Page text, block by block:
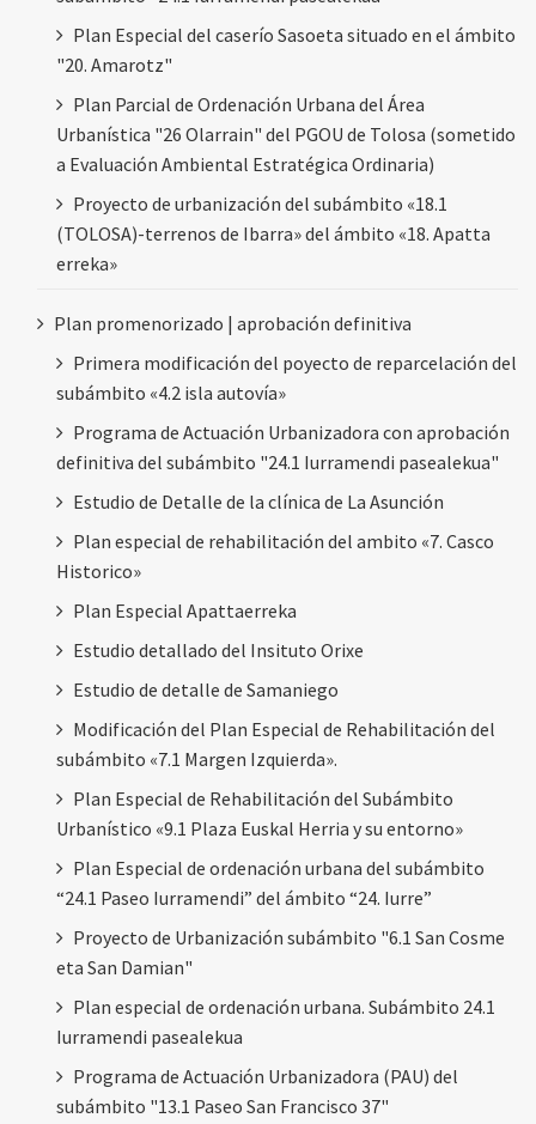
Plan Especial del caserío Sasoeta situado en el ámbito
"20. Amarotz"
Plan Parcial de Ordenación Urbana del Área
Urbanística "26 Olarrain" del PGOU de Tolosa (sometido
a Evaluación Ambiental Estratégica Ordinaria)
Proyecto de urbanización del subámbito «18.1
(TOLOSA)-terrenos de Ibarra» del ámbito «18. Apatta
erreka»
Plan promenorizado | aprobación definitiva
Primera modificación del poyecto de reparcelación del
subámbito «4.2 isla autovía»
Programa de Actuación Urbanizadora con aprobación
definitiva del subámbito "24.1 Iurramendi pasealekua"
Estudio de Detalle de la clínica de La Asunción
Plan especial de rehabilitación del ambito «7. Casco
Historico»
Plan Especial Apattaerreka
Estudio detallado del Insituto Orixe
Estudio de detalle de Samaniego
Modificación del Plan Especial de Rehabilitación del
subámbito «7.1 Margen Izquierda».
Plan Especial de Rehabilitación del Subámbito
Urbanístico «9.1 Plaza Euskal Herria y su entorno»
Plan Especial de ordenación urbana del subámbito
“24.1 Paseo Iurramendi” del ámbito “24. Iurre”
Proyecto de Urbanización subámbito "6.1 San Cosme
eta San Damian"
Plan especial de ordenación urbana. Subámbito 24.1
Iurramendi pasealekua
Programa de Actuación Urbanizadora (PAU) del
subámbito "13.1 Paseo San Francisco 37"